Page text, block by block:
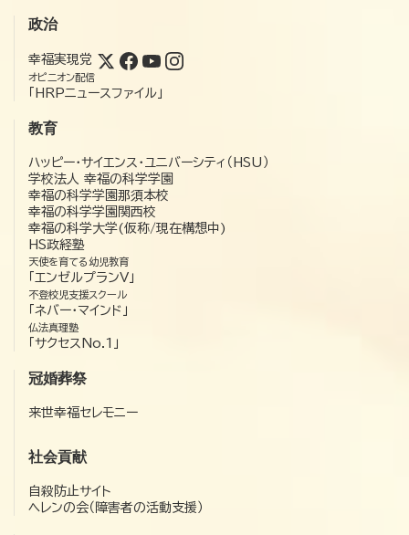
政治
幸福実現党
オピニオン配信
「HRPニュースファイル」
教育
ハッピー・サイエンス・ユニバーシティ（HSU）
学校法人 幸福の科学学園
幸福の科学学園那須本校
幸福の科学学園関西校
幸福の科学大学(仮称/現在構想中)
HS政経塾
天使を育てる幼児教育
「エンゼルプランV」
不登校児支援スクール
「ネバー・マインド」
仏法真理塾
「サクセスNo.1」
冠婚葬祭
来世幸福セレモニー
社会貢献
自殺防止サイト
ヘレンの会（障害者の活動支援）